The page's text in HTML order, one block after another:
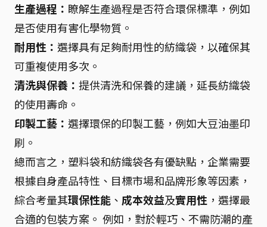
生產過程： 瞭解生產過程是否符合環保標準，例如
是否使用有害化學物質。
耐用性： 選擇具有足夠耐用性的紡織袋，以確保其
可重複使用多次。
清洗與保養： 提供清洗和保養的建議，延長紡織袋
的使用壽命。
印製工藝： 選擇環保的印製工藝，例如大豆油墨印
刷。
總而言之，塑料袋和紡織袋各有優缺點，企業需要
根據自身產品特性、目標市場和品牌形象等因素，
綜合考量其環保性能 、 成本效益及實用性 ，選擇最
合適的包裝方案。 例如，對於輕巧、不需防潮的產